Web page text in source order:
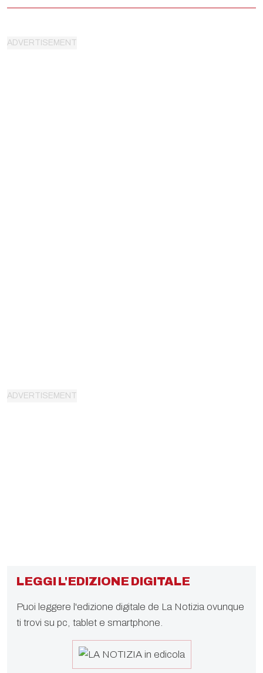
LEGGI L'EDIZIONE DIGITALE
Puoi leggere l'edizione digitale de La Notizia ovunque
ti trovi su pc, tablet e smartphone.